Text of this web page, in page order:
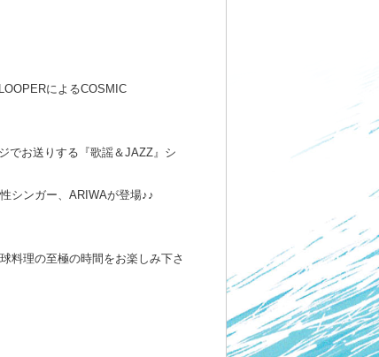
によるCOSMIC
でお送りする『歌謡＆JAZZ』シ
シンガー、ARIWAが登場♪♪
料理の至極の時間をお楽しみ下さ